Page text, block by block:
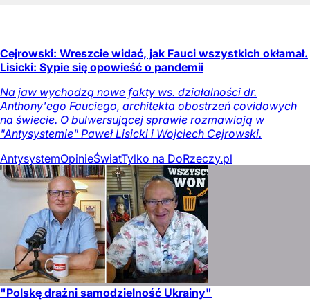
Cejrowski: Wreszcie widać, jak Fauci wszystkich okłamał.
Lisicki: Sypie się opowieść o pandemii
Na jaw wychodzą nowe fakty ws. działalności dr.
Anthony'ego Fauciego, architekta obostrzeń covidowych
na świecie. O bulwersującej sprawie rozmawiają w
"Antysystemie" Paweł Lisicki i Wojciech Cejrowski.
AntysystemOpinieŚwiatTylko na DoRzeczy.pl
"Polskę drażni samodzielność Ukrainy"